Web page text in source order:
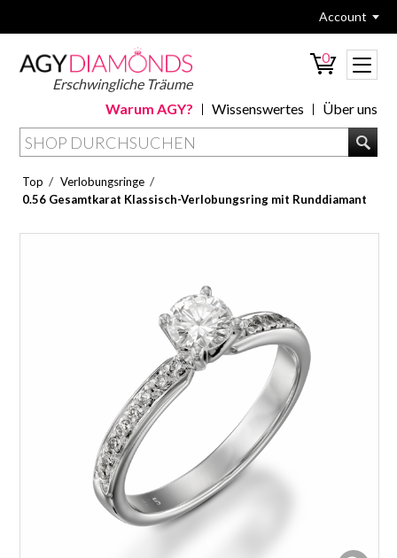
Account
Erschwingliche Träume
0
Über uns
Wissenswertes
Warum AGY?
Top / Verlobungsringe /
0.56 Gesamtkarat Klassisch-Verlobungsring mit Runddiamant